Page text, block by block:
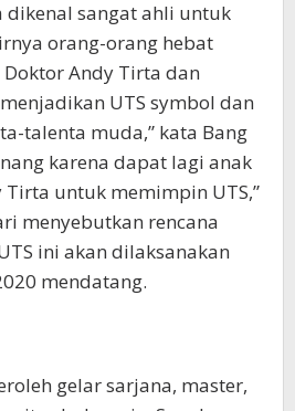
dikenal sangat ahli untuk
orang-orang hebat
Andy Tirta dan
UTS symbol dan
talenta muda,” kata Bang
karena dapat lagi anak
untuk memimpin UTS,”
menyebutkan rencana
ini akan dilaksanakan
mendatang.
gelar sarjana, master,